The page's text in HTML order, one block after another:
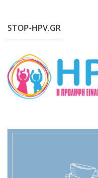
STOP-HPV.GR